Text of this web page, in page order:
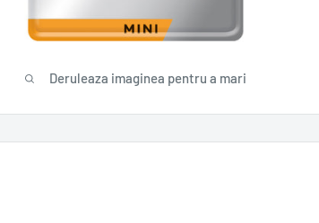
Deruleaza imaginea pentru a mari